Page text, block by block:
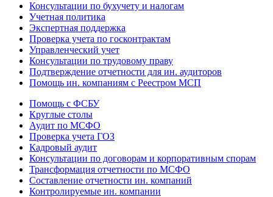
Консультации по бухучету и налогам
Учетная политика
Экспертная поддержка
Проверка учета по госконтрактам
Управленческий учет
Консультации по трудовому праву
Подтверждение отчетности для ин. аудиторов
Помощь ин. компаниям с Реестром МСП
Помощь с ФСБУ
Круглые столы
Аудит по МСФО
Проверка учета ГОЗ
Кадровый аудит
Консультации по договорам и корпоративным спорам
Трансформация отчетности по МСФО
Составление отчетности ин. компаний
Контролируемые ин. компании